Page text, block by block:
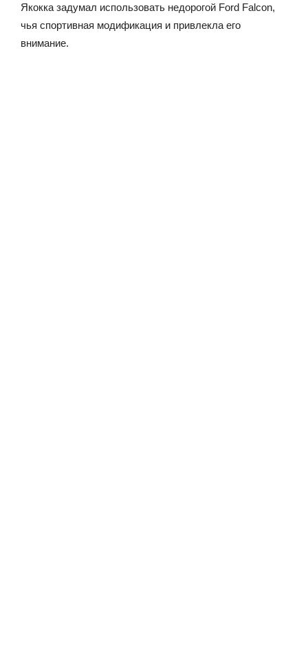
Якокка задумал использовать недорогой Ford Falcon,
чья спортивная модификация и привлекла его
внимание.